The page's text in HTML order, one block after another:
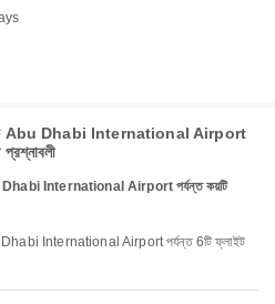
থেকে Abu Dhabi International Airport
প্রশ্নাবলী
Abu Dhabi International Airport পর্যন্ত কয়টি